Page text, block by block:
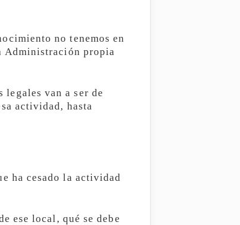
no tenemos en
Administración propia
legales van a ser de
actividad, hasta
ha cesado la actividad
ese local, qué se debe